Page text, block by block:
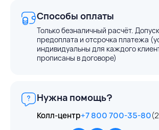
Способы оплаты
Только безналичный расчёт.
предоплата и отсрочка платежа
индивидуальны для каждого
прописаны в договоре)
Нужна помощь?
Колл-центр+7 800 700-35-80